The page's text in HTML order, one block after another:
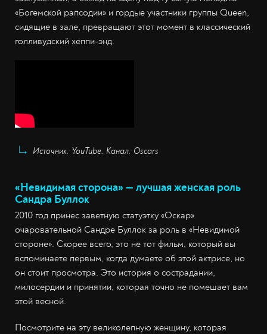
«Богемской рапсодии» и гордые участники группы Queen,
сидящие в зале, превращают этот момент в классический
голливудский хеппи-энд.
Источник: YouTube. Канал: Oscars
«Невидимая сторона» — лучшая женская роль
Сандра Буллок
2010 год принес заветную статуэтку «Оскар»
очаровательной Сандре Буллок за роль в «Невидимой
стороне». Скорее всего, это не тот фильм, который вы
вспоминаете первым, когда думаете об этой актрисе, но
он стоит просмотра. Это история о сострадании,
милосердии и принятии, которая точно не помешает вам
этой весной.
Посмотрите на эту великолепную женщину, которая